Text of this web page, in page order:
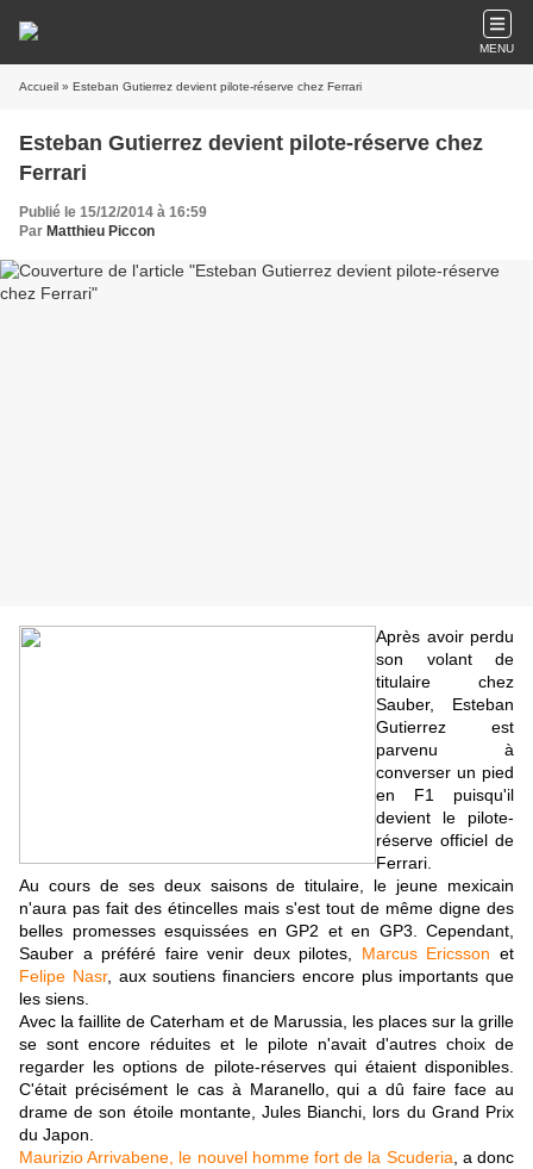
MENU
Accueil » Esteban Gutierrez devient pilote-réserve chez Ferrari
Esteban Gutierrez devient pilote-réserve chez
Ferrari
Publié le 15/12/2014 à 16:59
Par Matthieu Piccon
Après avoir perdu
son volant de
titulaire chez
Sauber, Esteban
Gutierrez est
parvenu à
converser un pied
en F1 puisqu'il
devient le pilote-
réserve officiel de
Ferrari.
Au cours de ses deux saisons de titulaire, le jeune mexicain
n'aura pas fait des étincelles mais s'est tout de même digne des
belles promesses esquissées en GP2 et en GP3. Cependant,
Sauber a préféré faire venir deux pilotes, Marcus Ericsson et
Felipe Nasr, aux soutiens financiers encore plus importants que
les siens.
Avec la faillite de Caterham et de Marussia, les places sur la grille
se sont encore réduites et le pilote n'avait d'autres choix de
regarder les options de pilote-réserves qui étaient disponibles.
C'était précisément le cas à Maranello, qui a dû faire face au
drame de son étoile montante, Jules Bianchi, lors du Grand Prix
du Japon.
Maurizio Arrivabene, le nouvel homme fort de la Scuderia , a donc